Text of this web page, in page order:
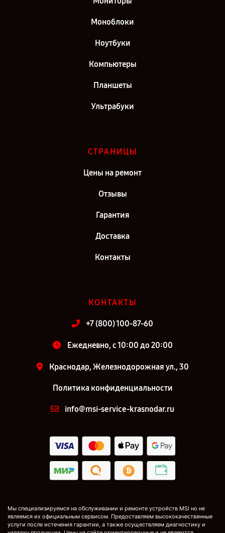
Моноблоки
Ноутбуки
Компьютеры
Планшеты
Ультрабуки
СТРАНИЦЫ
Цены на ремонт
Отзывы
Гарантия
Доставка
Контакты
КОНТАКТЫ
+7 (800) 100-87-60
Ежедневно, с 10:00 до 20:00
Краснодар, Железнодорожная ул., 30
Политика конфиденциальности
info@msi-service-krasnodar.ru
Мы специализируемся на обслуживании и ремонте устройств MSI но не
являемся их официальным сервисом. Предоставляем высококачественные
услуги после истечения гарантии, а также осуществляем диагностику и